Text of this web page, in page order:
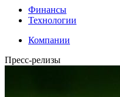
Финансы
Технологии
Компании
Пресс-релизы